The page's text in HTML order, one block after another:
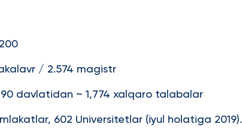
/ 2.574 magistr
davlatidan ~ 1,774 xalqaro talabalar
602 Universitetlar (iyul holatiga 2019).